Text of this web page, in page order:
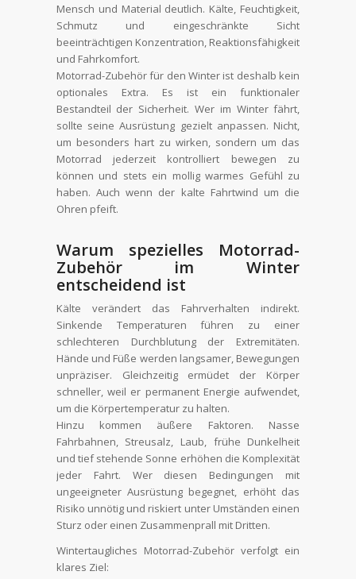
Mensch und Material deutlich. Kälte, Feuchtigkeit,
Schmutz und eingeschränkte Sicht
beeinträchtigen Konzentration, Reaktionsfähigkeit
und Fahrkomfort.
Motorrad-Zubehör für den Winter ist deshalb kein
optionales Extra. Es ist ein funktionaler
Bestandteil der Sicherheit. Wer im Winter fährt,
sollte seine Ausrüstung gezielt anpassen. Nicht,
um besonders hart zu wirken, sondern um das
Motorrad jederzeit kontrolliert bewegen zu
können und stets ein mollig warmes Gefühl zu
haben. Auch wenn der kalte Fahrtwind um die
Ohren pfeift.
Warum spezielles Motorrad-
Zubehör im Winter
entscheidend ist
Kälte verändert das Fahrverhalten indirekt.
Sinkende Temperaturen führen zu einer
schlechteren Durchblutung der Extremitäten.
Hände und Füße werden langsamer, Bewegungen
unpräziser. Gleichzeitig ermüdet der Körper
schneller, weil er permanent Energie aufwendet,
um die Körpertemperatur zu halten.
Hinzu kommen äußere Faktoren. Nasse
Fahrbahnen, Streusalz, Laub, frühe Dunkelheit
und tief stehende Sonne erhöhen die Komplexität
jeder Fahrt. Wer diesen Bedingungen mit
ungeeigneter Ausrüstung begegnet, erhöht das
Risiko unnötig und riskiert unter Umständen einen
Sturz oder einen Zusammenprall mit Dritten.
Wintertaugliches Motorrad-Zubehör verfolgt ein
klares Ziel: